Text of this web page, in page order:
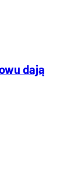
dają